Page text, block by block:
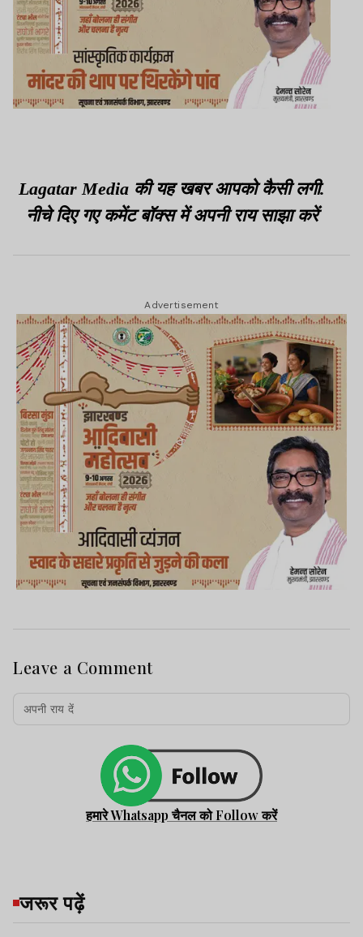
Lagatar Media की यह खबर आपको कैसी लगी.
नीचे दिए गए कमेंट बॉक्स में अपनी राय साझा करें
Advertisement
Leave a Comment
हमारे Whatsapp चैनल को Follow करें
जरूर पढ़ें